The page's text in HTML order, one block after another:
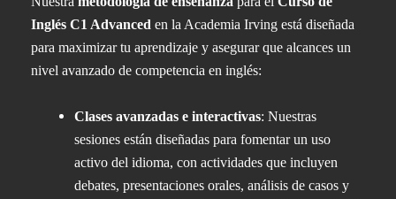
Inglés C1 Advanced en la Academia Irving está diseñada
para maximizar tu aprendizaje y asegurar que alcances un
nivel avanzado de competencia en inglés:
Clases avanzadas e interactivas: Nuestras
sesiones están diseñadas para fomentar un uso
activo del idioma, con actividades que incluyen
debates, presentaciones orales, análisis de casos y